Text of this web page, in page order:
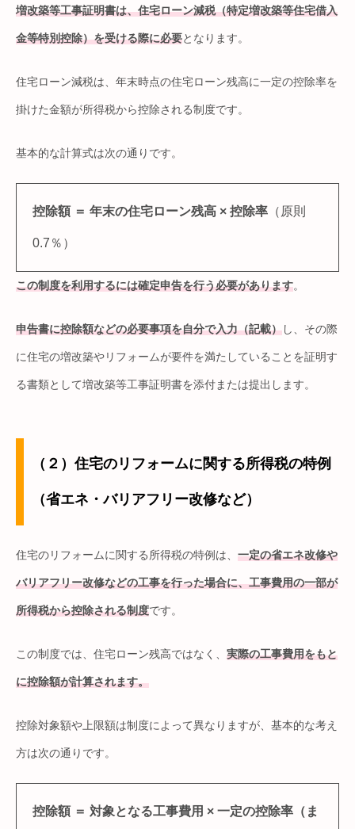
増改築等工事証明書は、住宅ローン減税（特定増改築等住宅借入
金等特別控除）を受ける際に必要となります。
住宅ローン減税は、年末時点の住宅ローン残高に一定の控除率を
掛けた金額が所得税から控除される制度です。
基本的な計算式は次の通りです。
控除額 ＝ 年末の住宅ローン残高 × 控除率 （原則
0.7％）
この制度を利用するには確定申告を行う必要があります。
申告書に控除額などの必要事項を自分で入力（記載）し、その際
に住宅の増改築やリフォームが要件を満たしていることを証明す
る書類として増改築等工事証明書を添付または提出します。
（２）住宅のリフォームに関する所得税の特例
（省エネ・バリアフリー改修など）
住宅のリフォームに関する所得税の特例は、 一定の省エネ改修や
バリアフリー改修などの工事を行った場合に、工事費用の一部が
所得税から控除される制度です。
この制度では、住宅ローン残高ではなく、 実際の工事費用をもと
に控除額が計算されます。
控除対象額や上限額は制度によって異なりますが、基本的な考え
方は次の通りです。
控除額 ＝ 対象となる工事費用 × 一定の控除率（ま